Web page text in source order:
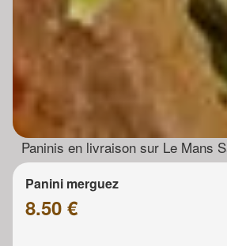
Paninis en livraison sur Le Mans
Panini merguez
8.50 €